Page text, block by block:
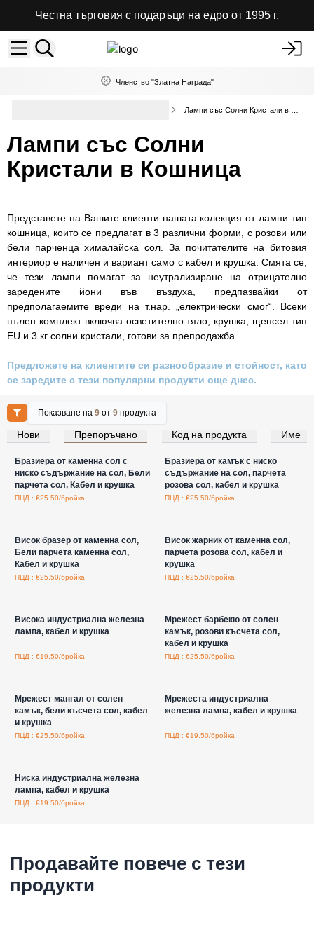
Честна търговия с подаръци на едро от 1995 г.
Членство "Златна Награда"
Лампи със Солни
Кристали в Кошница
Представете на Вашите клиенти нашата колекция от лампи тип
кошница, които се предлагат в 3 различни форми, с розови или
бели парченца хималайска сол. За почитателите на битовия
интериор е наличен и вариант само с кабел и крушка. Смята се,
че тези лампи помагат за неутрализиране на отрицателно
заредените йони във въздуха, предпазвайки от
предполагаемите вреди на т.нар. „електрически смог“. Всеки
пълен комплект включва осветително тяло, крушка, щепсел тип
EU и 3 кг солни кристали, готови за препродажба.
Предложете на клиентите си разнообразие и стойност, като
се заредите с тези популярни продукти още днес.
Показване на9 от9 продукта
Нови Препоръчано Код на продукта Име
Влезте за цени на едро
Бразиера от каменна сол с
ниско съдържание на сол, Бели
парчета сол, Кабел и крушка
ПЦД : €25.50/бройка
Влезте за цени на едро
Бразиера от камък с ниско
съдържание на сол, парчета
розова сол, кабел и крушка
ПЦД : €25.50/бройка
Висок бразер от каменна сол,
Бели парчета каменна сол,
Кабел и крушка
ПЦД : €25.50/бройка
Висок жарник от каменна сол,
парчета розова сол, кабел и
крушка
ПЦД : €25.50/бройка
Висока индустриална железна
лампа, кабел и крушка
ПЦД : €19.50/бройка
Мрежест барбекю от солен
камък, розови късчета сол,
кабел и крушка
ПЦД : €25.50/бройка
Мрежест мангал от солен
камък, бели късчета сол, кабел
и крушка
ПЦД : €25.50/бройка
Мрежеста индустриална
железна лампа, кабел и крушка
ПЦД : €19.50/бройка
Ниска индустриална железна
лампа, кабел и крушка
ПЦД : €19.50/бройка
Продавайте повече с тези
продукти